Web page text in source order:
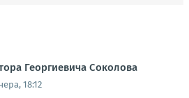
Георгиевича Соколова
18:12